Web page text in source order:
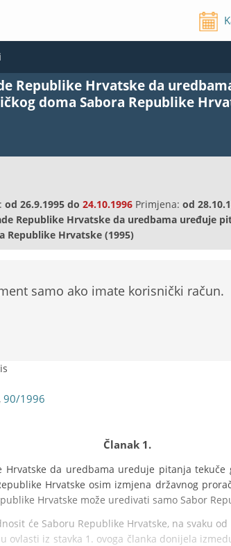
Republike Hrvatske da
doma Sabora Republike
od 26.9.1995 do 24.10.1996 Primjena: od
Republike Hrvatske da uredbama uređuje
Republike Hrvatske (1995)
samo ako imate korisnički račun.
90/1996
Članak 1.
Hrvatske da uredbama ureduje pitanja
Hrvatske osim izmjena državnog
Hrvatske može uredivati samo Sabor
će Saboru Republike Hrvatske, na svaku
ovlasti iz stavka 1. ovoga članka donijela